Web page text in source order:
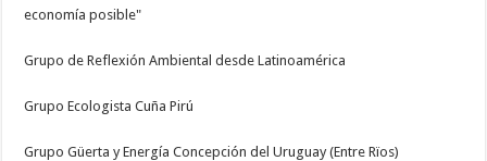
economía posible"
Grupo de Reflexión Ambiental desde Latinoamérica
Grupo Ecologista Cuña Pirú
Grupo Güerta y Energía Concepción del Uruguay (Entre Rïos)